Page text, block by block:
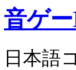
音ゲ
日本語